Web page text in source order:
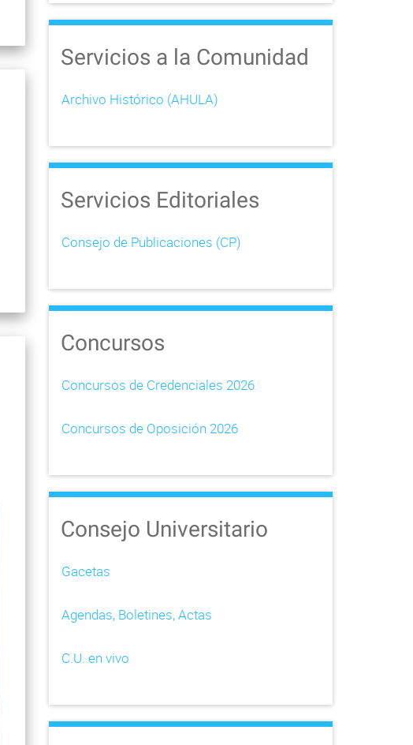
Servicios a la Comunidad
Archivo Histórico (AHULA)
Servicios Editoriales
Consejo de Publicaciones (CP)
Concursos
Concursos de Credenciales 2026
Concursos de Oposición 2026
Consejo Universitario
Gacetas
Agendas, Boletines, Actas
C.U. en vivo